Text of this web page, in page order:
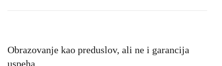
Obrazovanje kao preduslov, ali ne i garancija
uspeha